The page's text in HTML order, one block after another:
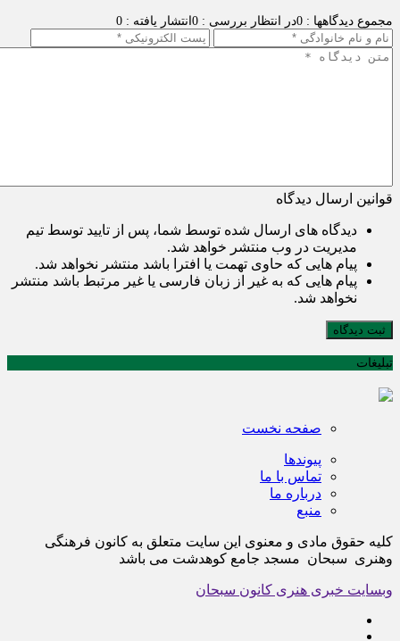
مجموع دیدگاهها : 0 در انتظار بررسی : 0 انتشار یافته : 0
قوانین ارسال دیدگاه
دیدگاه های ارسال شده توسط شما، پس از تایید توسط تیم
مدیریت در وب منتشر خواهد شد.
پیام هایی که حاوی تهمت یا افترا باشد منتشر نخواهد شد.
پیام هایی که به غیر از زبان فارسی یا غیر مرتبط باشد منتشر
نخواهد شد.
ثبت دیدگاه
تبلیغات
صفحه نخست
پیوندها
تماس با ما
درباره ما
منبع
کلیه حقوق مادی و معنوی این سایت متعلق به کانون فرهنگی
وهنری سبحان مسجد جامع کوهدشت می باشد
وبسایت خبری هنری کانون سبحان